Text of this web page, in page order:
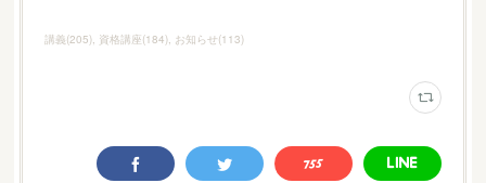
講義(205) 資格講座(184) お知らせ(113)